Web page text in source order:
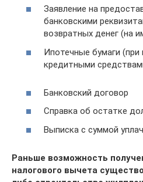
Заявление на
банковскими
возвратных денег (на
Ипотечные бумаги
кредитными
Банковский договор
Справка об остатке
Выписка с суммой
Раньше возможность
налогового вычета